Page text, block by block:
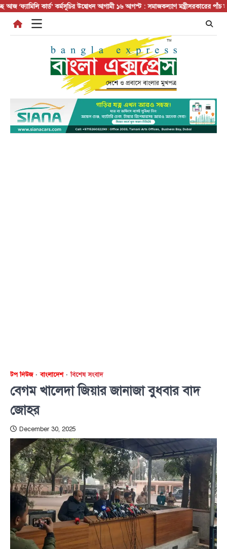
Skip
content
কার্ড’ কর্মসূচির উদ্বোধন আগামী ১৬ আগস্ট : সমাজকল্যাণ মন্ত্রীসরকারের পাঁচ
টপ নিউজ বাংলাদেশ বিশেষ সংবাদ
বেগম খালেদা জিয়ার জানাজা বুধবার বাদ
জোহর
December 30, 2025